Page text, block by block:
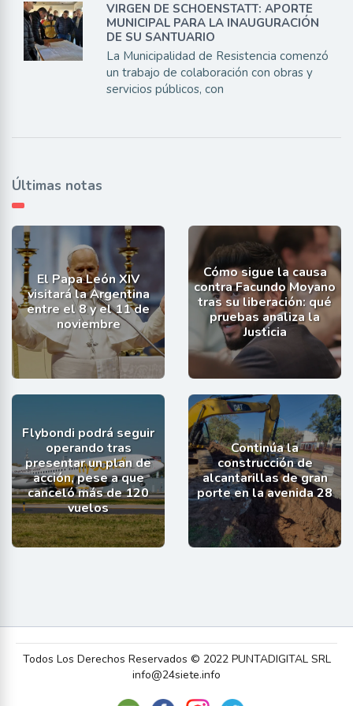
VIRGEN DE SCHOENSTATT: APORTE
MUNICIPAL PARA LA INAUGURACIÓN
DE SU SANTUARIO
La Municipalidad de Resistencia comenzó
un trabajo de colaboración con obras y
servicios públicos, con
Últimas notas
El Papa León XIV
visitará la Argentina
entre el 8 y el 11 de
noviembre
Cómo sigue la causa
contra Facundo Moyano
tras su liberación: qué
pruebas analiza la
Justicia
Flybondi podrá seguir
operando tras
presentar un plan de
acción, pese a que
canceló más de 120
vuelos
Continúa la
construcción de
alcantarillas de gran
porte en la avenida 28
Todos Los Derechos Reservados © 2022 PUNTADIGITAL SRL
info@24siete.info